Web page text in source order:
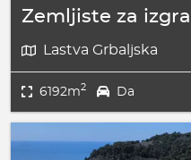
Zemljiste za
Lastva Grbaljska
6192m2 Da